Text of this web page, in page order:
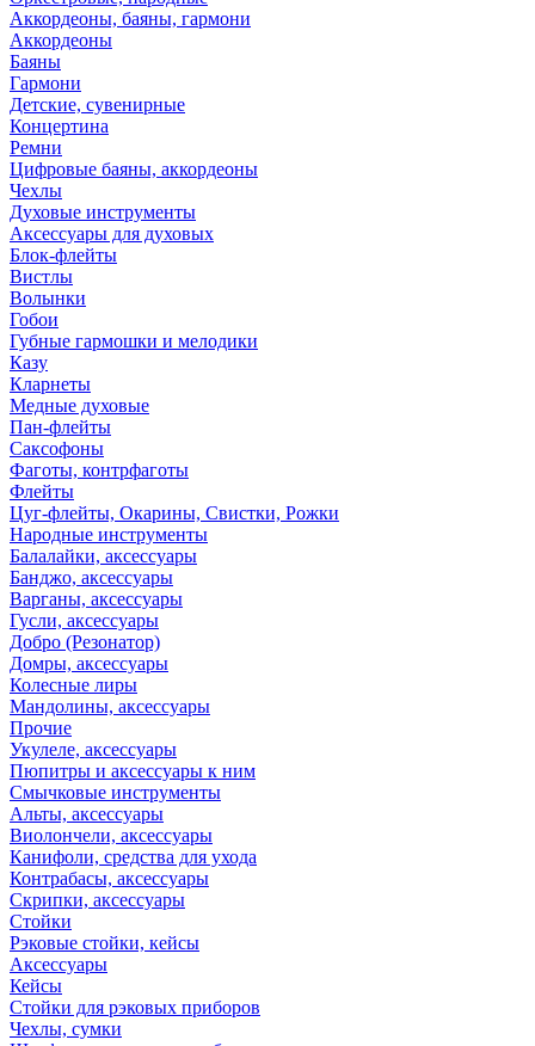
Аккордеоны, баяны, гармони
Аккордеоны
Баяны
Гармони
Детские, сувенирные
Концертина
Ремни
Цифровые баяны, аккордеоны
Чехлы
Духовые инструменты
Аксессуары для духовых
Блок-флейты
Вистлы
Волынки
Гобои
Губные гармошки и мелодики
Казу
Кларнеты
Медные духовые
Пан-флейты
Саксофоны
Фаготы, контрфаготы
Флейты
Цуг-флейты, Окарины, Свистки, Рожки
Народные инструменты
Балалайки, аксессуары
Банджо, аксессуары
Варганы, аксессуары
Гусли, аксессуары
Добро (Резонатор)
Домры, аксессуары
Колесные лиры
Мандолины, аксессуары
Прочие
Укулеле, аксессуары
Пюпитры и аксессуары к ним
Смычковые инструменты
Альты, аксессуары
Виолончели, аксессуары
Канифоли, средства для ухода
Контрабасы, аксессуары
Скрипки, аксессуары
Стойки
Рэковые стойки, кейсы
Аксессуары
Кейсы
Стойки для рэковых приборов
Чехлы, сумки